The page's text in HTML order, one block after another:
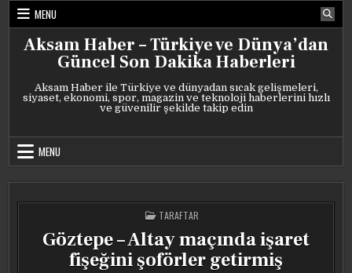
Skip
content
MENU
Aksam Haber – Türkiye ve Dünya’dan
Güncel Son Dakika Haberleri
Aksam Haber ile Türkiye ve dünyadan sıcak gelişmeleri,
siyaset, ekonomi, spor, magazin ve teknoloji haberlerini hızlı
ve güvenilir şekilde takip edin
MENU
POSTED
IN
TARAFTAR
Göztepe – Altay maçında işaret
fişeğini şoförler getirmiş